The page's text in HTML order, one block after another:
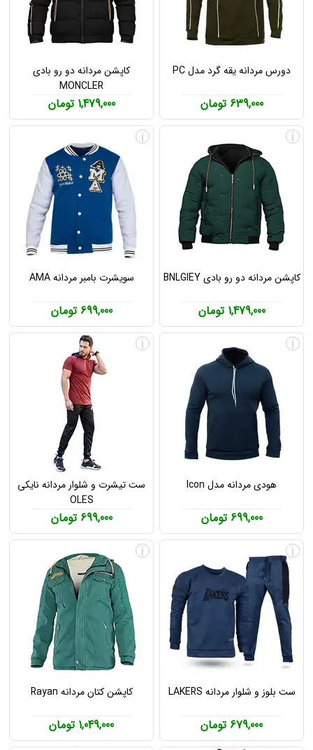
دورس مردانه یقه گرد مدل PC
639,000 تومان
کاپشن مردانه دو رو بادی
MONCLER
1,479,000 تومان
کاپشن مردانه دو رو بادی BNLGIEY
1,479,000 تومان
i
سویشرت بامبر مردانه AMA
699,000 تومان
i
هودی مردانه مدل Icon
699,000 تومان
i
ست تیشرت و شلوار مردانه نایکی
OLES
699,000 تومان
i
ست بلوز و شلوار مردانه LAKERS
679,000 تومان
i
کاپشن کتان مردانه Rayan
1,049,000 تومان
i